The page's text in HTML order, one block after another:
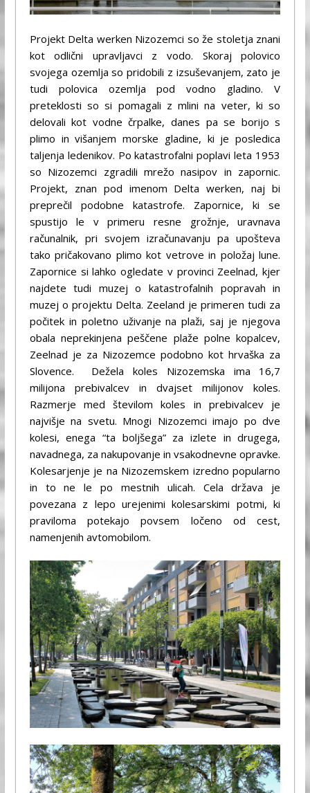
Projekt Delta werken Nizozemci so že stoletja znani
kot odlični upravljavci z vodo. Skoraj polovico
svojega ozemlja so pridobili z izsuševanjem, zato je
tudi polovica ozemlja pod vodno gladino. V
preteklosti so si pomagali z mlini na veter, ki so
delovali kot vodne črpalke, danes pa se borijo s
plimo in višanjem morske gladine, ki je posledica
taljenja ledenikov. Po katastrofalni poplavi leta 1953
so Nizozemci zgradili mrežo nasipov in zapornic.
Projekt, znan pod imenom Delta werken, naj bi
preprečil podobne katastrofe. Zapornice, ki se
spustijo le v primeru resne grožnje, uravnava
računalnik, pri svojem izračunavanju pa upošteva
tako pričakovano plimo kot vetrove in položaj lune.
Zapornice si lahko ogledate v provinci Zeelnad, kjer
najdete tudi muzej o katastrofalnih popravah in
muzej o projektu Delta. Zeeland je primeren tudi za
počitek in poletno uživanje na plaži, saj je njegova
obala neprekinjena peščene plaže polne kopalcev,
Zeelnad je za Nizozemce podobno kot hrvaška za
Slovence. Dežela koles Nizozemska ima 16,7
milijona prebivalcev in dvajset milijonov koles.
Razmerje med številom koles in prebivalcev je
najvišje na svetu. Mnogi Nizozemci imajo po dve
kolesi, enega “ta boljšega” za izlete in drugega,
navadnega, za nakupovanje in vsakodnevne opravke.
Kolesarjenje je na Nizozemskem izredno popularno
in to ne le po mestnih ulicah. Cela država je
povezana z lepo urejenimi kolesarskimi potmi, ki
praviloma potekajo povsem ločeno od cest,
namenjenih avtomobilom.